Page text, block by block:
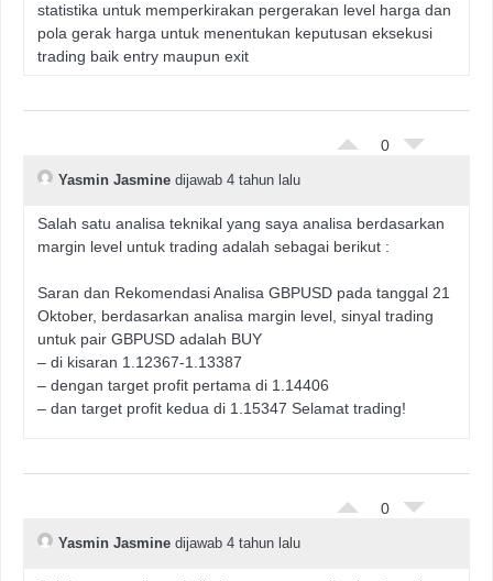
statistika untuk memperkirakan pergerakan level harga dan
pola gerak harga untuk menentukan keputusan eksekusi
trading baik entry maupun exit
0
Yasmin Jasmine dijawab 4 tahun lalu
Salah satu analisa teknikal yang saya analisa berdasarkan
margin level untuk trading adalah sebagai berikut :
Saran dan Rekomendasi Analisa GBPUSD pada tanggal 21
Oktober, berdasarkan analisa margin level, sinyal trading
untuk pair GBPUSD adalah BUY
– di kisaran 1.12367-1.13387
– dengan target profit pertama di 1.14406
– dan target profit kedua di 1.15347 Selamat trading!
0
Yasmin Jasmine dijawab 4 tahun lalu